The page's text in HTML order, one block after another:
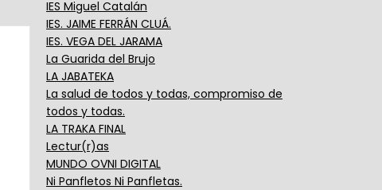
IES Miguel Catalán
IES. JAIME FERRÁN CLUÁ.
IES. VEGA DEL JARAMA
La Guarida del Brujo
LA JABATEKA
La salud de todos y todas, compromiso de
todos y todas.
LA TRAKA FINAL
Lectur(r)as
MUNDO OVNI DIGITAL
Ni Panfletos Ni Panfletas.